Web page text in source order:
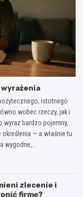
istotnego
wobec rzeczy, jak i
wyraz bardzo pojemny,
— a właśnie tu
wygodne,…
zlecenie i
firmę?